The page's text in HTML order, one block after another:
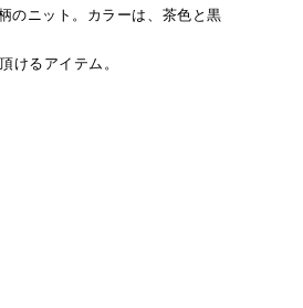
のニット。カラーは、茶色と黒
けるアイテム。